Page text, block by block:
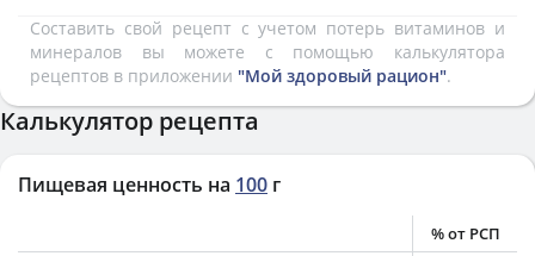
Составить свой рецепт с учетом потерь витаминов и
минералов вы можете с помощью калькулятора
рецептов в приложении "Мой здоровый рацион".
Калькулятор рецепта
Пищевая ценность на 100 г
% от РСП